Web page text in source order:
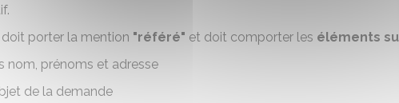
porter la mention "référé" et doit comporter les éléments
nom, prénoms et adresse
de la demande